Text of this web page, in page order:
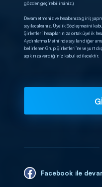
gözden geçirebilirsiniz.)
Devam etmeniz ve hesabınıza giriş
sayılacaksınız. Üyelik Sözleşmesini
Şirketleri hesaplarınıza ortak üyelik
Aydınlatma Metni’nde sayılan diğer
belirlenen Grup Şirketleri’ne ve yurt
açık rıza verdiğiniz kabul edilecektir.
Facebook ile